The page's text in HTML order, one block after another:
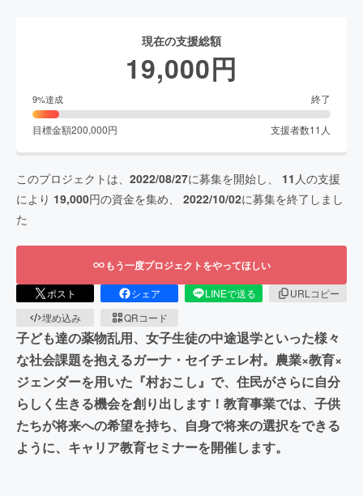
現在の支援総額
19,000円
9%達成 終了
目標金額200,000円 支援者数11 人
このプロジェクトは、 2022/08/27に募集を開始し、 11 人の支援
により 19,000円の資金を集め、 2022/10/02に募集を終了しまし
た
もう一度プロジェクトをやってほしい
ポスト シェア LINEで送る
URLコピー
埋め込み
QRコード
子ども達の薬物乱用、女子生徒の中途退学といった様々
な社会課題を抱えるガーナ・セイチェレ村。農業×教育×
ジェンダーを用いた『村おこし』で、住民がさらに自分
らしく生きる機会を創り出します！教育事業では、子供
たちが将来への希望を持ち、自身で将来の選択をできる
ように、キャリア教育セミナーを開催します。